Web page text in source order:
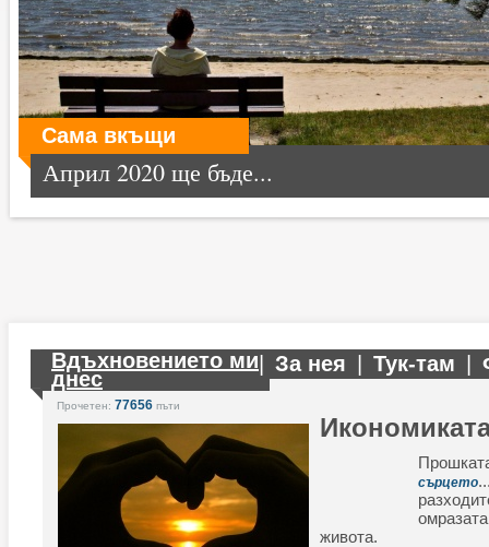
Сама вкъщи
Април 2020 ще бъде...
Вдъхновението ми
днес
За нея Тук-там
Прочетен: 77656 пъти
сърцето
живота.